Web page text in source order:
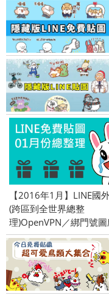
【2016年1月】LINE國
(跨區到全世界總整
理)OpenVPN／綁門號